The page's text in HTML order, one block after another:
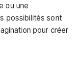
ou une
possibilités sont
pour créer